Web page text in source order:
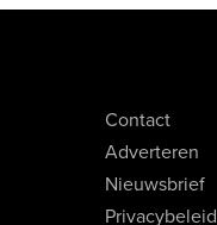
Contact
Adverteren
Nieuwsbrief
Privacybeleid